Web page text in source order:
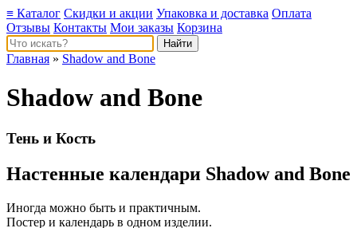
≡ Каталог Скидки и акции Упаковка и доставка Оплата
Отзывы Контакты Мои заказы Корзина
Главная » Shadow and Bone
Shadow and Bone
Тень и Кость
Настенные календари Shadow and Bone
Иногда можно быть и практичным.
Постер и календарь в одном изделии.